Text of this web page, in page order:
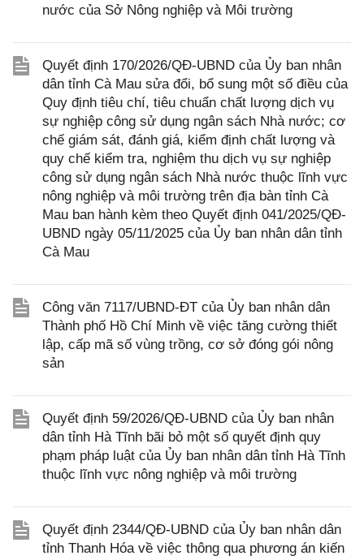
nước của Sở Nông nghiệp và Môi trường
Quyết định 170/2026/QĐ-UBND của Ủy ban nhân
dân tỉnh Cà Mau sửa đổi, bổ sung một số điều của
Quy định tiêu chí, tiêu chuẩn chất lượng dịch vụ
sự nghiệp công sử dụng ngân sách Nhà nước; cơ
chế giám sát, đánh giá, kiểm định chất lượng và
quy chế kiểm tra, nghiệm thu dịch vụ sự nghiệp
công sử dụng ngân sách Nhà nước thuộc lĩnh vực
nông nghiệp và môi trường trên địa bàn tỉnh Cà
Mau ban hành kèm theo Quyết định 041/2025/QĐ-
UBND ngày 05/11/2025 của Ủy ban nhân dân tỉnh
Cà Mau
Công văn 7117/UBND-ĐT của Ủy ban nhân dân
Thành phố Hồ Chí Minh về việc tăng cường thiết
lập, cấp mã số vùng trồng, cơ sở đóng gói nông
sản
Quyết định 59/2026/QĐ-UBND của Ủy ban nhân
dân tỉnh Hà Tĩnh bãi bỏ một số quyết định quy
phạm pháp luật của Ủy ban nhân dân tỉnh Hà Tĩnh
thuộc lĩnh vực nông nghiệp và môi trường
Quyết định 2344/QĐ-UBND của Ủy ban nhân dân
tỉnh Thanh Hóa về việc thông qua phương án kiến